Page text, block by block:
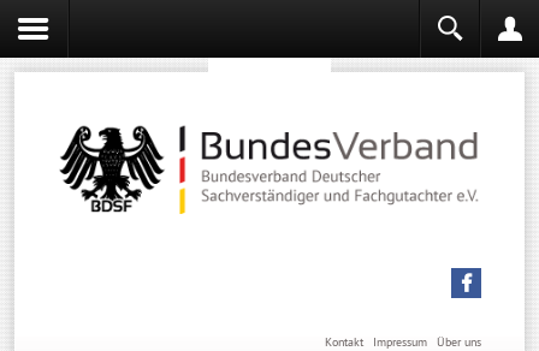
Über uns
Impressum
Kontakt